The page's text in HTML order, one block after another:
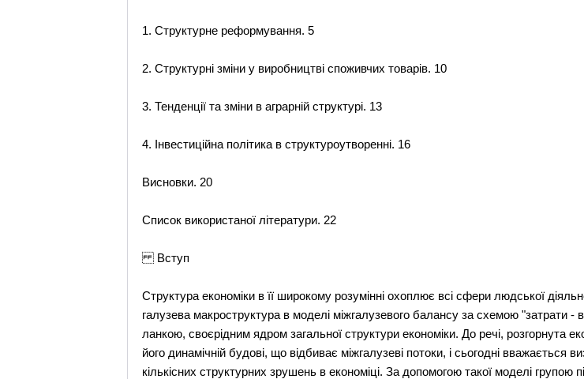
1. Структурне реформування. 5
2. Структурні зміни у виробництві споживчих товарів. 10
3. Тенденції та зміни в аграрній структурі. 13
4. Інвестиційна політика в структуроутворенні. 16
Висновки. 20
Список використаної літератури. 22
Вступ
Структура економіки в її широкому розумінні охоплює всі сфери людської
галузева макроструктура в моделі міжгалузевого балансу за схемою "затрати
ланкою, своєрідним ядром загальної структури економіки. До речі, розгорнута
його динамічній будові, що відбиває міжгалузеві потоки, і сьогодні вважається
кількісних структурних зрушень в економіці. За допомогою такої моделі